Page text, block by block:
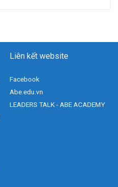
Liên kết website
Facebook
Abe.edu.vn
LEADERS TALK - ABE ACADEMY